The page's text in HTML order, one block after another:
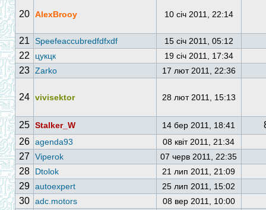
20 AlexBrooy 10 січ 2011, 22:14
21 Speefeaccubredfdfxdf 15 січ 2011, 05:12
22 цукцк 19 січ 2011, 17:34
23 Zarko 17 лют 2011, 22:36
24 vivisektor 28 лют 2011, 15:13
25 Stalker_W 14 бер 2011, 18:41
26 agenda93 08 квіт 2011, 21:34
27 Viperok 07 черв 2011, 22:35
28 Dtolok 21 лип 2011, 21:09
29 autoexpert 25 лип 2011, 15:02
30 adc.motors 08 вер 2011, 10:00